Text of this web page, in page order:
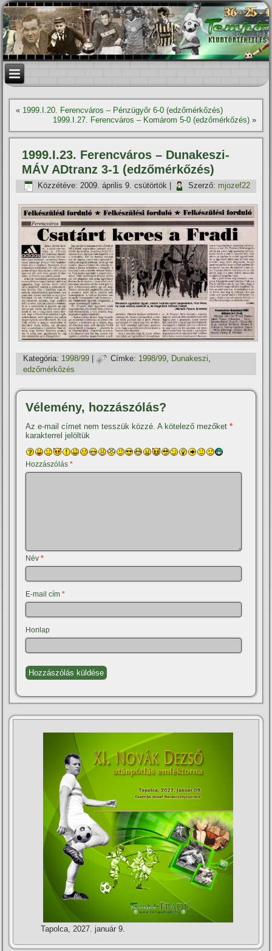
« 1999.I.20. Ferencváros – Pénzügyőr 6-0 (edzőmérkőzés)
1999.I.27. Ferencváros – Komárom 5-0 (edzőmérkőzés)»
1999.I.23. Ferencváros – Dunakeszi-
MÁV ADtranz 3-1 (edzőmérkőzés)
Közzétéve: 2009. április 9. csütörtök Szerző: mjozef22
Kategória: 1998/99 | Címke: 1998/99, Dunakeszi,
edzőmérkőzés
Vélemény, hozzászólás?
Az e-mail címet nem tesszük közzé. A kötelező mezőket*
karakterrel jelöltük
Hozzászólás*
Név*
E-mail cím*
Honlap
Tapolca, 2027. január 9.